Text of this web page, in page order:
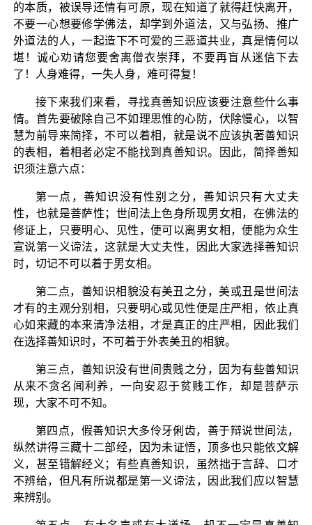
的本质，被误导还情有可原，现在知道了就得赶快离开，
不要一心想要修学佛法，却学到外道法，又与弘扬、推广
外道法的人，一起造下不可爱的三恶道共业，真是情何以
堪！诚心劝请您要舍离僧衣崇拜，不要再盲从迷信下去
了！人身难得，一失人身，难可得复！
接下来我们来看，寻找真善知识应该要注意些什么事
情。首先要破除自己不如理思惟的心防，伏除慢心，以智
慧为前导来简择，不可以着相，就是说不应该执著善知识
的表相，着相者必定不能找到真善知识。因此，简择善知
识须注意六点：
第一点，善知识没有性别之分，善知识只有大丈夫
性，也就是菩萨性；世间法上色身所现男女相，在佛法的
修证上，只要明心、见性，便可以离男女相，便能为众生
宣说第一义谛法，这就是大丈夫性，因此大家选择善知识
时，切记不可以着于男女相。
第二点，善知识相貌没有美丑之分，美或丑是世间法
才有的主观分别相，只要明心或见性便是庄严相，依止真
心如来藏的本来清净法相，才是真正的庄严相，因此我们
在选择善知识时，不可着于外表美丑的相貌。
第三点，善知识没有世间贵贱之分，因为有些善知识
从来不贪名闻利养，一向安忍于贫贱工作，却是菩萨示
现，大家不可不知。
第四点，假善知识大多伶牙俐齿，善于辩说世间法，
纵然讲得三藏十二部经，因为未证悟，顶多也只能依文解
义，甚至错解经义；有些真善知识，虽然拙于言辞、口才
不辨给，但凡有所说都是第一义谛法，因此我们应以智慧
来辨别。